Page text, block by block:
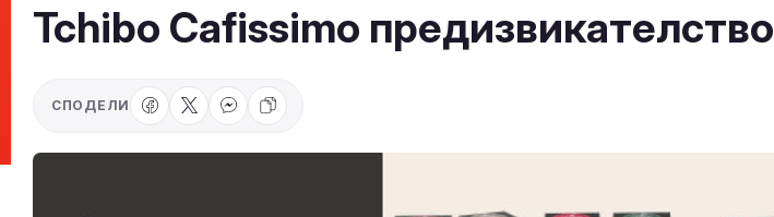
Tchibo Cafissimo предизвикателство
СПОДЕЛИ